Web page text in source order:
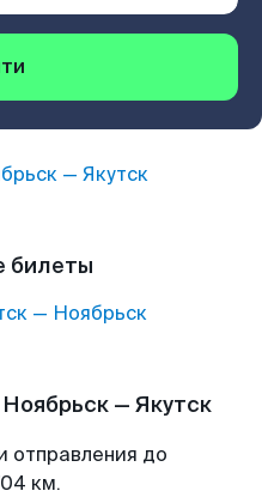
— Якутск
билеты
— Ноябрьск
— Якутск
отправления до
км.